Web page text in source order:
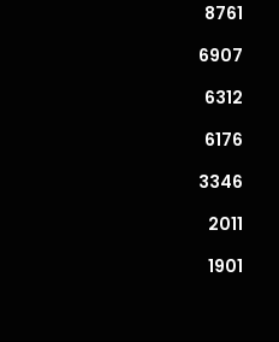
8761
6907
6312
6176
3346
2011
1901